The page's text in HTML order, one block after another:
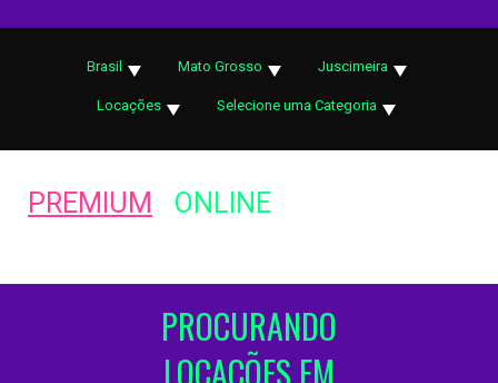
Brasil Mato Grosso Juscimeira
Locações Selecione uma Categoria
PREMIUM ONLINE
PROCURANDO
LOCAÇÕES EM